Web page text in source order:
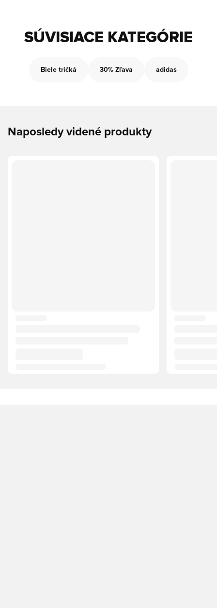
SÚVISIACE KATEGÓRIE
Biele tričká 30% Zľava adidas
Naposledy videné produkty